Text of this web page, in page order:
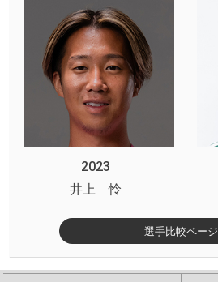
2023
井上 怜
選手比較ページ